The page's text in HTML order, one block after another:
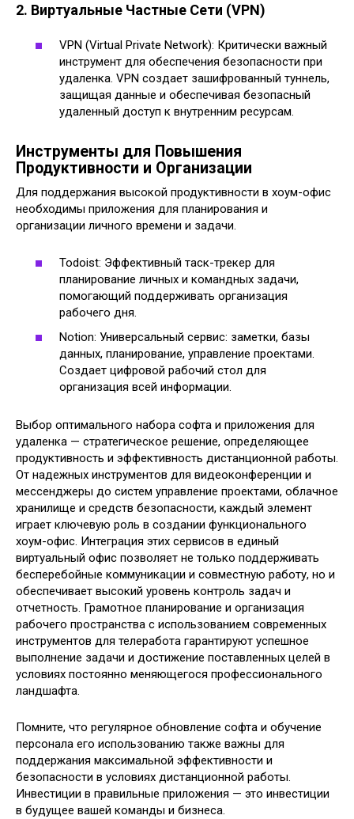
2. Виртуальные Частные Сети (VPN)
VPN (Virtual Private Network): Критически важный
инструмент для обеспечения безопасности при
удаленка. VPN создает зашифрованный туннель,
защищая данные и обеспечивая безопасный
удаленный доступ к внутренним ресурсам.
Инструменты для Повышения
Продуктивности и Организации
Для поддержания высокой продуктивности в хоум-офис
необходимы приложения для планирования и
организации личного времени и задачи.
Todoist: Эффективный таск-трекер для
планирование личных и командных задачи,
помогающий поддерживать организация
рабочего дня.
Notion: Универсальный сервис: заметки, базы
данных, планирование, управление проектами.
Создает цифровой рабочий стол для
организация всей информации.
Выбор оптимального набора софта и приложения для
удаленка — стратегическое решение, определяющее
продуктивность и эффективность дистанционной работы.
От надежных инструментов для видеоконференции и
мессенджеры до систем управление проектами, облачное
хранилище и средств безопасности, каждый элемент
играет ключевую роль в создании функционального
хоум-офис. Интеграция этих сервисов в единый
виртуальный офис позволяет не только поддерживать
бесперебойные коммуникации и совместную работу, но и
обеспечивает высокий уровень контроль задач и
отчетность. Грамотное планирование и организация
рабочего пространства с использованием современных
инструментов для телеработа гарантируют успешное
выполнение задачи и достижение поставленных целей в
условиях постоянно меняющегося профессионального
ландшафта.
Помните, что регулярное обновление софта и обучение
персонала его использованию также важны для
поддержания максимальной эффективности и
безопасности в условиях дистанционной работы.
Инвестиции в правильные приложения — это инвестиции
в будущее вашей команды и бизнеса.